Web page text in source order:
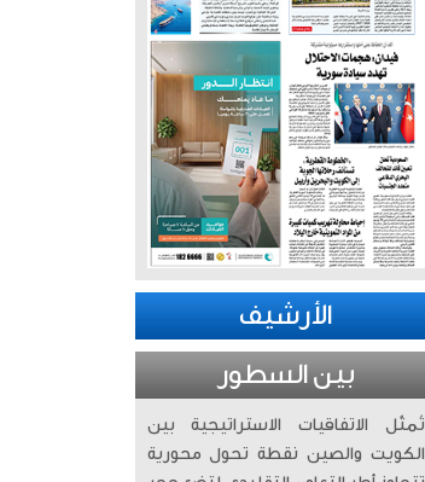
الأرشيف
بين السطور
تُمثّل الاتفاقيات الاستراتيجية بين
الكويت والصين نقطة تحول محورية